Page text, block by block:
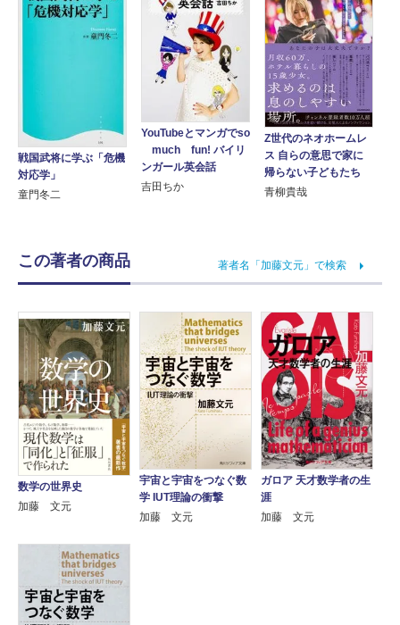
戦国武将に学ぶ「危機
対応学」
童門冬二
YouTubeとマンガでso
much fun! バイリ
ンガール英会話
吉田ちか
Z世代のネオホームレ
ス 自らの意思で家に
帰らない子どもたち
青柳貴哉
この著者の商品 著者名「加藤文元」で検索
数学の世界史
加藤 文元
宇宙と宇宙をつなぐ数
学 IUT理論の衝撃
加藤 文元
ガロア 天才数学者の生
涯
加藤 文元